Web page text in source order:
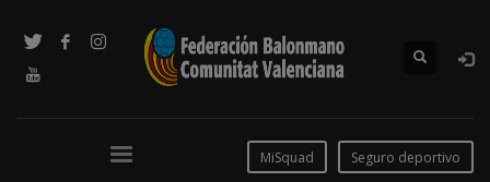
MiSquad Seguro deportivo